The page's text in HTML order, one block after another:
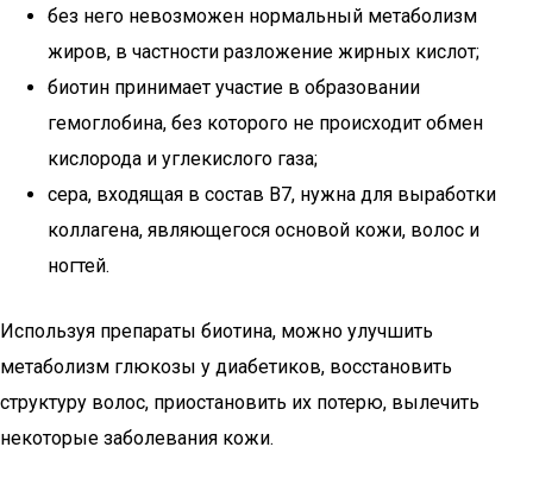
без него невозможен нормальный метаболизм
жиров, в частности разложение жирных кислот;
биотин принимает участие в образовании
гемоглобина, без которого не происходит обмен
кислорода и углекислого газа;
сера, входящая в состав B7, нужна для выработки
коллагена, являющегося основой кожи, волос и
ногтей.
Используя препараты биотина, можно улучшить
метаболизм глюкозы у диабетиков, восстановить
структуру волос, приостановить их потерю, вылечить
некоторые заболевания кожи.